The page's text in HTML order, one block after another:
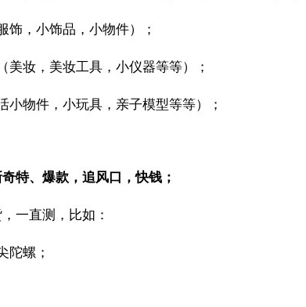
饰，小饰品，小物件）；
美妆，美妆工具，小仪器等等）；
小物件，小玩具，亲子模型等等）；
特、爆款，追风口，快钱；
一直测，比如：
陀螺；